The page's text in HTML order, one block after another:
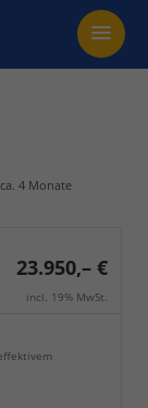
4 Monate
23.950,– €
incl. 19% MwSt.